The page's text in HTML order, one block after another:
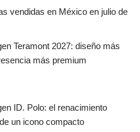
vendidas en México en julio de
Teramont 2027: diseño más
más premium
ID. Polo: el renacimiento
un icono compacto